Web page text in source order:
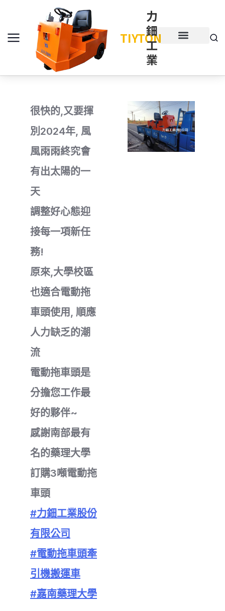
TIYTON
力
鈿
工
業
很快的,又要揮
別2024年, 風
風雨雨終究會
有出太陽的一
天
調整好心態迎
接每一項新任
務!
原來,大學校區
也適合電動拖
車頭使用, 順應
人力缺乏的潮
流
電動拖車頭是
分擔您工作最
好的夥伴~
感謝南部最有
名的藥理大學
訂購3噸電動拖
車頭
#力鈿工業股份
有限公司
#電動拖車頭牽
引機搬運車
#嘉南藥理大學